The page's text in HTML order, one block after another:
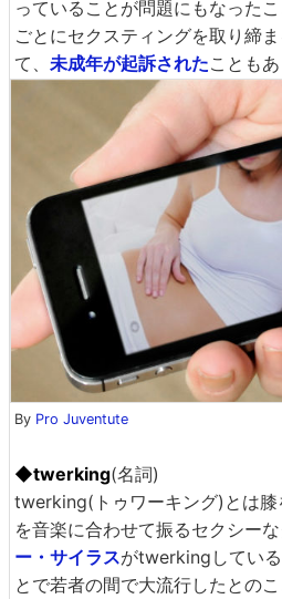
っていることが問題にもなった
ごとにセクスティングを取り締
て、 未成年が起訴されたことも
By Pro Juventute
◆twerking(名詞)
twerking(トゥワーキング)とは
を音楽に合わせて振るセクシーな
ー・サイラスがtwerkingしてい
とで若者の間で大流行したとの